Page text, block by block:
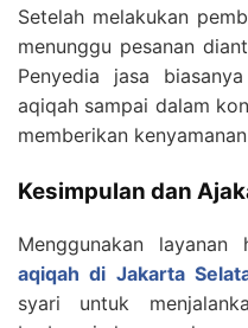
Setelah melakukan
menunggu pesanan
Penyedia jasa
aqiqah sampai dalam
memberikan
Kesimpulan dan
Menggunakan layanan
aqiqah di Jakarta
syari untuk